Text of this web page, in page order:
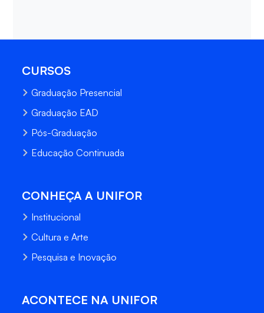
CURSOS
Graduação Presencial
Graduação EAD
Pós-Graduação
Educação Continuada
CONHEÇA A UNIFOR
Institucional
Cultura e Arte
Pesquisa e Inovação
ACONTECE NA UNIFOR